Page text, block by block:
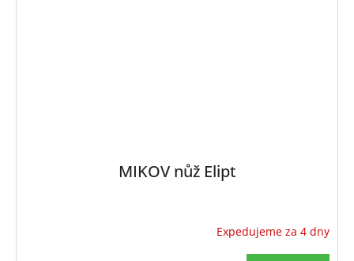
MIKOV nůž Elipt
Expedujeme za 4 dny